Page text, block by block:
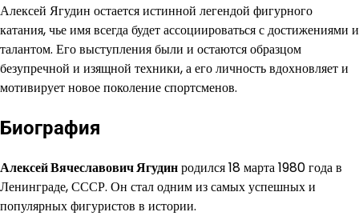
Алексей Ягудин остается истинной легендой фигурного
катания, чье имя всегда будет ассоциироваться с достижениями и
талантом. Его выступления были и остаются образцом
безупречной и изящной техники, а его личность вдохновляет и
мотивирует новое поколение спортсменов.
Биография
Алексей Вячеславович Ягудинродился 18 марта 1980 года в
Ленинграде, СССР. Он стал одним из самых успешных и
популярных фигуристов в истории.